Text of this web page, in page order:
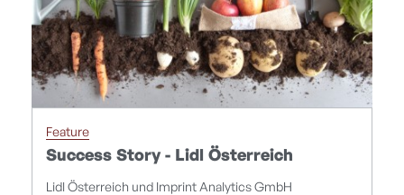
Feature
Success Story - Lidl Österreich
Lidl Österreich und Imprint Analytics GmbH